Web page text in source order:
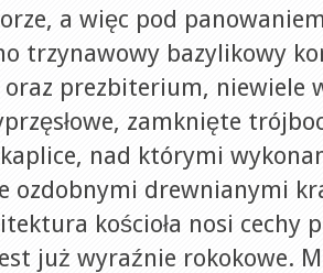
a więc pod
trzynawowy bazylikowy
oraz prezbiterium, niewiele
zamknięte
kaplice, nad którymi
ozdobnymi drewnianymi
kościoła nosi cechy
już wyraźnie rokokowe.